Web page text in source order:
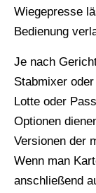
Wiegepresse
Bedienung
Je nach
Stabmixer
Lotte oder
Optionen
Versionen der
Wenn man
anschließend